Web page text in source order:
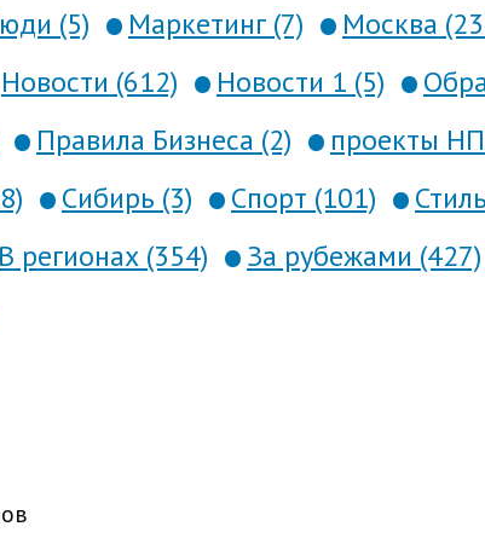
(5) Маркетинг (7)
Москва
Новости (612) Новости 1 (5)
Правила Бизнеса (2)
проекты
Сибирь (3) Спорт (101)
В регионах (354)
За рубежами (427)